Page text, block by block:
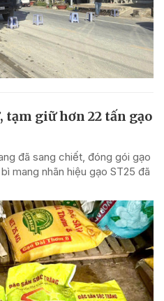
giữ hơn 22 tấn gạo
đã sang chiết, đóng gói gạo
mang nhãn hiệu gạo ST25 đã